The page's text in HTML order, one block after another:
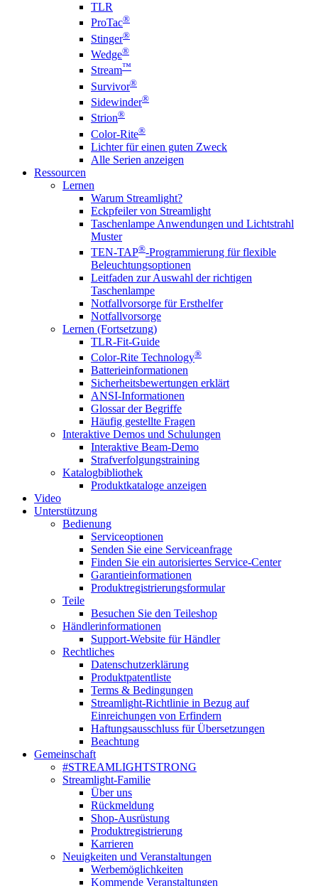
TLR
ProTac®
Stinger®
Wedge®
Stream™
Survivor®
Sidewinder®
Strion®
Color-Rite®
Lichter für einen guten Zweck
Alle Serien anzeigen
Ressourcen
Lernen
Warum Streamlight?
Eckpfeiler von Streamlight
Taschenlampe Anwendungen und Lichtstrahl
Muster
TEN-TAP®-Programmierung für flexible
Beleuchtungsoptionen
Leitfaden zur Auswahl der richtigen
Taschenlampe
Notfallvorsorge für Ersthelfer
Notfallvorsorge
Lernen (Fortsetzung)
TLR-Fit-Guide
Color-Rite Technology®
Batterieinformationen
Sicherheitsbewertungen erklärt
ANSI-Informationen
Glossar der Begriffe
Häufig gestellte Fragen
Interaktive Demos und Schulungen
Interaktive Beam-Demo
Strafverfolgungstraining
Katalogbibliothek
Produktkataloge anzeigen
Video
Unterstützung
Bedienung
Serviceoptionen
Senden Sie eine Serviceanfrage
Finden Sie ein autorisiertes Service-Center
Garantieinformationen
Produktregistrierungsformular
Teile
Besuchen Sie den Teileshop
Händlerinformationen
Support-Website für Händler
Rechtliches
Datenschutzerklärung
Produktpatentliste
Terms & Bedingungen
Streamlight-Richtlinie in Bezug auf
Einreichungen von Erfindern
Haftungsausschluss für Übersetzungen
Beachtung
Gemeinschaft
#STREAMLIGHTSTRONG
Streamlight-Familie
Über uns
Rückmeldung
Shop-Ausrüstung
Produktregistrierung
Karrieren
Neuigkeiten und Veranstaltungen
Werbemöglichkeiten
Kommende Veranstaltungen